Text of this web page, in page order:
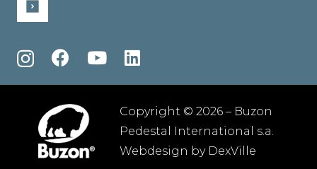
Copyright © 2026 – Buzon
Pedestal International s.a.
Webdesign by DexVille